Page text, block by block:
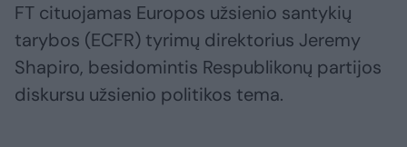
FT cituojamas Europos užsienio santykių
tarybos (ECFR) tyrimų direktorius Jeremy
Shapiro, besidomintis Respublikonų partijos
diskursu užsienio politikos tema.